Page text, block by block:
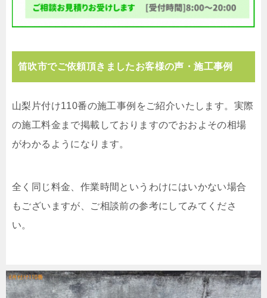
笛吹市でご依頼頂きましたお客様の声・施工事例
山梨片付け110番の施工事例をご紹介いたします。実際
の施工料金まで掲載しておりますのでおおよその相場
がわかるようになります。
全く同じ料金、作業時間というわけにはいかない場合
もございますが、ご相談前の参考にしてみてくださ
い。